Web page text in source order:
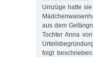
Umzüge hatte
aus dem
Tochter Anna
folgt